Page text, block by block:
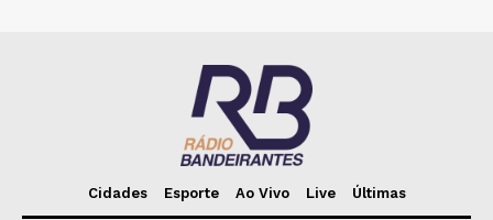
Cidades Esporte Ao Vivo Live Últimas